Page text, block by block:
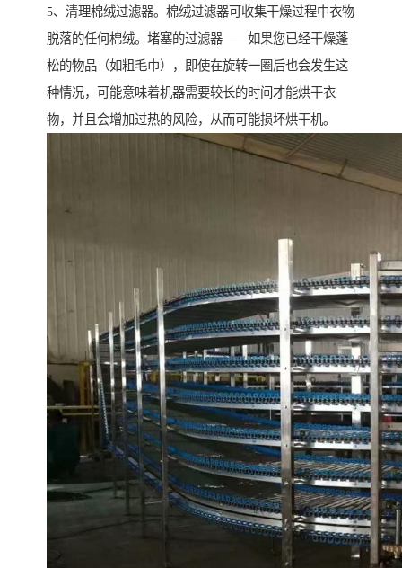
5、清理棉绒过滤器。棉绒过滤器可收集干燥过程中衣物
脱落的任何棉绒。堵塞的过滤器——如果您已经干燥蓬
松的物品（如粗毛巾），即使在旋转一圈后也会发生这
种情况，可能意味着机器需要较长的时间才能烘干衣
物，并且会增加过热的风险，从而可能损坏烘干机。